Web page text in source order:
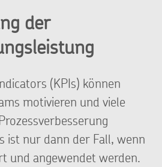
der
(KPIs) können
motivieren und viele
ist nur dann der Fall, wenn
und angewendet werden.